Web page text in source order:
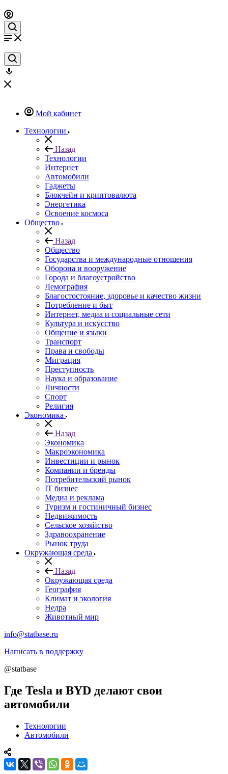
Мой кабинет
Технологии
Назад
Технологии
Интернет
Автомобили
Гаджеты
Блокчейн и криптовалюта
Энергетика
Освоение космоса
Общество
Назад
Общество
Государства и международные отношения
Оборона и вооружение
Города и благоустройство
Демография
Благостостояние, здоровье и качество жизни
Потребление и быт
Интернет, медиа и социальные сети
Культура и искусство
Общение и языки
Транспорт
Права и свободы
Миграция
Преступность
Наука и образование
Личности
Спорт
Религия
Экономика
Назад
Экономика
Макроэкономика
Инвестиции и рынок
Компании и бренды
Потребительский рынок
IT бизнес
Медиа и реклама
Туризм и гостиничный бизнес
Недвижимость
Сельское хозяйство
Здравоохранение
Рынок труда
Окружающая среда
Назад
Окружающая среда
География
Климат и экология
Недра
Животный мир
info@statbase.ru
Написать в поддержку
@statbase
Где Tesla и BYD делают свои
автомобили
Технологии
Автомобили